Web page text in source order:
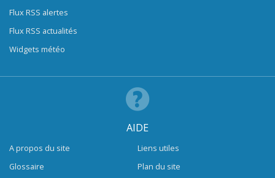
Flux RSS alertes
Flux RSS actualités
Widgets météo
AIDE
A propos du site
Glossaire
Liens utiles
Plan du site